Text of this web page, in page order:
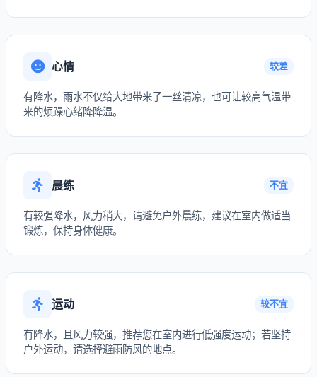
心情 较差
有降水，雨水不仅给大地带来了一丝清凉，也可让较高气温带
来的烦躁心绪降降温。
晨练 不宜
有较强降水，风力稍大，请避免户外晨练，建议在室内做适当
锻炼，保持身体健康。
运动 较不宜
有降水，且风力较强，推荐您在室内进行低强度运动；若坚持
户外运动，请选择避雨防风的地点。